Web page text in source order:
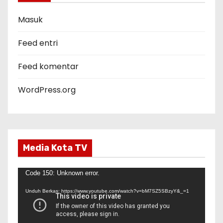
o
r
Masuk
Feed entri
Feed komentar
WordPress.org
Media Kota TV
Code 150: Unknown error.
Unduh Berkas: https://www.youtube.com/watch?v=bM7SZ5SBzyY&_=1